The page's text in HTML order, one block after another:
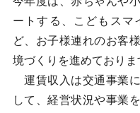
ートする、こどもスマ
ど、お子様連れのお客
境づくりを進めておりま
運賃収入は交通事業
して、経営状況や事業